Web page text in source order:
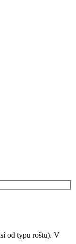
od typu roštu). V